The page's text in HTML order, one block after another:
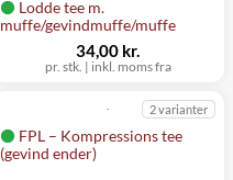
Lodde tee m.
muffe/gevindmuffe/muffe
pr. stk. | inkl. moms fra
34,00 kr.
FPL – Kompressions tee
(gevind ender)
2 varianter